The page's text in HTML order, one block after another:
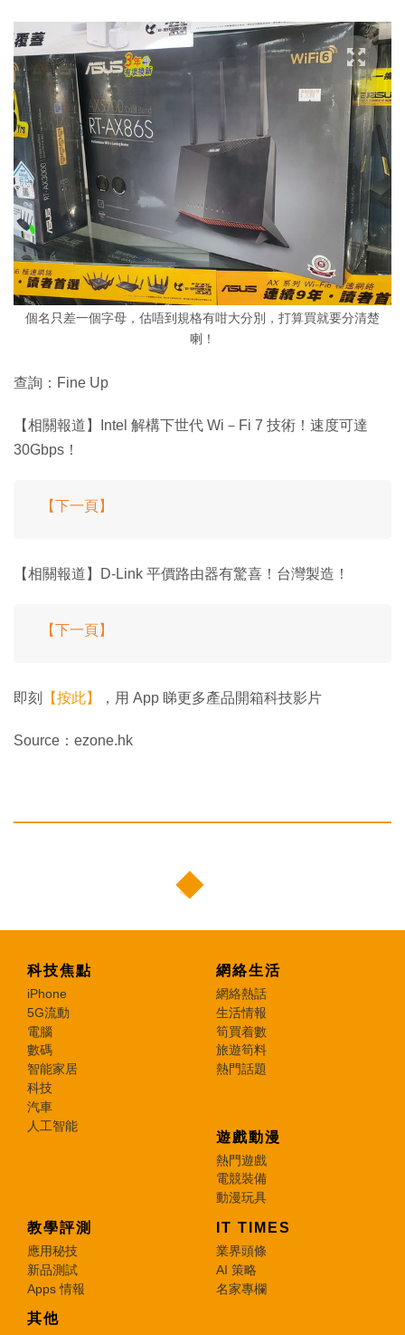
個名只差一個字母，估唔到規格有咁大分別，打算買就要分清楚
喇！
查詢：Fine Up
【相關報道】Intel 解構下世代 Wi－Fi 7 技術！速度可達
30Gbps！
【下一頁】
【相關報道】D-Link 平價路由器有驚喜！台灣製造！
【下一頁】
即刻 【按此】 ，用 App 睇更多產品開箱科技影片
Source：ezone.hk
科技焦點
iPhone
5G流動
電腦
數碼
智能家居
科技
汽車
人工智能
網絡生活
網絡熱話
生活情報
筍買着數
旅遊筍料
熱門話題
遊戲動漫
熱門遊戲
電競裝備
動漫玩具
教學評測
應用秘技
新品測試
Apps 情報
IT TIMES
業界頭條
AI 策略
名家專欄
其他